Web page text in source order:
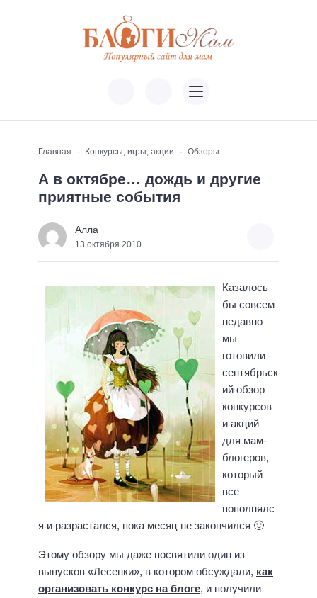
Главная Конкурсы, игры, акции Обзоры
А в октябре… дождь и другие
приятные события
Алла
13 октября 2010
Казалось
бы совсем
недавно
мы
готовили
сентябрьск
ий обзор
конкурсов
и акций
для мам-
блогеров,
который
все
пополнялс
я и разрастался, пока месяц не закончился 🙂
Этому обзору мы даже посвятили один из
выпусков «Лесенки», в котором обсуждали, как
организовать конкурс на блоге, и получили